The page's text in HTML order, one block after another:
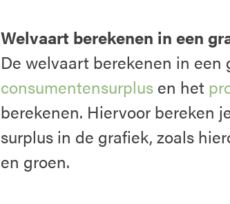
Welvaart berekenen in een
De welvaart berekenen in een
consumentensurplus en het
berekenen. Hiervoor bereken
surplus in de grafiek, zoals
en groen.